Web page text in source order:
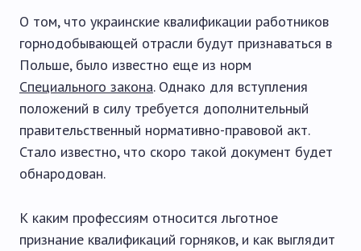
О том, что украинские квалификации работников
горнодобывающей отрасли будут признаваться в
Польше, было известно еще из норм
Специального закона. Однако для вступления
положений в силу требуется дополнительный
правительственный нормативно-правовой акт.
Стало известно, что скоро такой документ будет
обнародован.
К каким профессиям относится льготное
признание квалификаций горняков, и как выглядит